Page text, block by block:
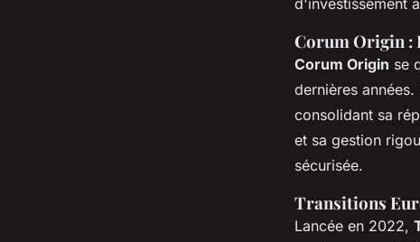
d'investissement
Corum Origin :
Corum Origin se
dernières
consolidant sa
et sa gestion
sécurisée.
Transitions
Lancée en 2022,